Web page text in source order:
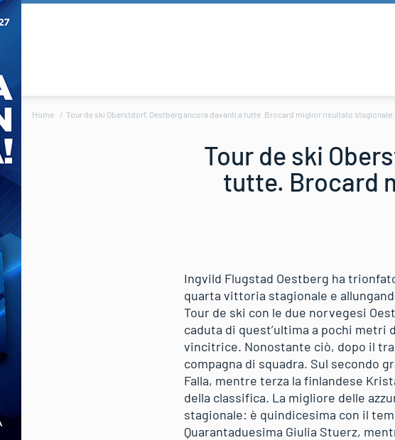
Home Tour de ski Oberstdorf, Oestberg ancora davanti a tutte. Brocard miglior risultato stagionale:
Tour de ski
tutte. Brocard
Ingvild Flugstad Oestberg ha
quarta vittoria stagionale e
Tour de ski con le due norvegesi
caduta di quest’ultima a pochi metri
vincitrice. Nonostante ciò, dopo il
compagna di squadra. Sul secondo
Falla, mentre terza la finlandese
della classifica. La migliore delle
stagionale: è quindicesima con il
Quarantaduesima Giulia Stuerz,